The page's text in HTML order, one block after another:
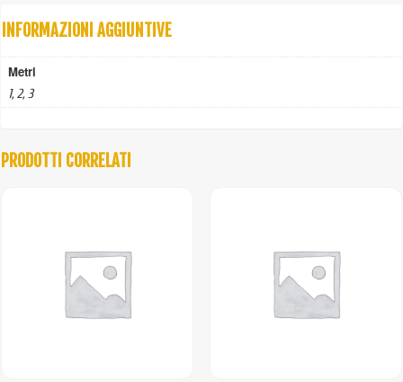
quantità
INFORMAZIONI AGGIUNTIVE
Metri
1, 2, 3
PRODOTTI CORRELATI